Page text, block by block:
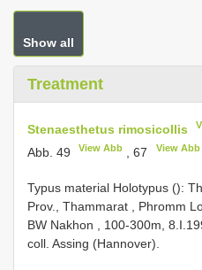
Show all
Treatment
Stenaesthetus rimosicollis
Abb. 49
View Abb , 67 View Abb
Typus material Holotypus ():
Prov., Thammarat , Phromm
BW Nakhon , 100-300m,
coll. Assing (Hannover).